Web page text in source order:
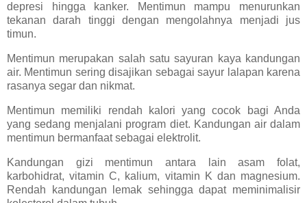
depresi hingga kanker. Mentimun mampu menurunkan
tekanan darah tinggi dengan mengolahnya menjadi jus
timun.
Mentimun merupakan salah satu sayuran kaya kandungan
air. Mentimun sering disajikan sebagai sayur lalapan karena
rasanya segar dan nikmat.
Mentimun memiliki rendah kalori yang cocok bagi Anda
yang sedang menjalani program diet. Kandungan air dalam
mentimun bermanfaat sebagai elektrolit.
Kandungan gizi mentimun antara lain asam folat,
karbohidrat, vitamin C, kalium, vitamin K dan magnesium.
Rendah kandungan lemak sehingga dapat meminimalisir